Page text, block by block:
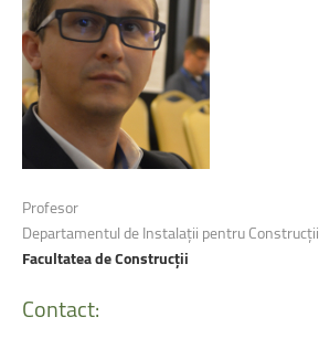
Profesor
Departamentul de Instalații pentru Construcții
Facultatea de Construcții
Contact: